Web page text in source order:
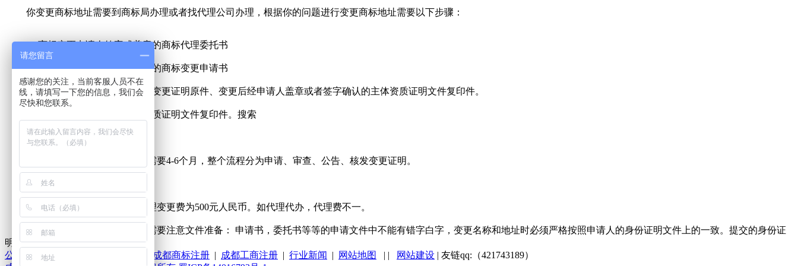
你变更商标地址需要到商标局办理或者找代理公司办理，根据你的问题进行变更商标地址需要以下步骤：
1、商标变更申请人签字或盖章的商标代理委托书
2、商标变更申请人签字或盖章的商标变更申请书
3、变更名义：工商部门出具的变更证明原件、变更后经申请人盖章或者签字确认的主体资质证明文件复印件。
4、变更地址：变更后的主体资质证明文件复印件。搜索
商标变更的程序
商标变更完成所需的时间大概需要4-6个月，整个流程分为申请、审查、公告、核发变更证明。
商标变更所需费用
申请按类别收费，一个类别受理变更费为500元人民币。如代理代办，代理费不一。
注意，在进行变更商标地址时需要注意文件准备： 申请书，委托书等等的申请文件中不能有错字白字，变更名称和地址时必须严格按照申请人的身份证明文件上的一致。提交的身份证
明文件必须要盖章或者要签字。
公司简介|联系我们 成都商标注册 | 成都工商注册 | 行业新闻 | 网站地图 | | 网站建设 | 友链qq:（421743189）
请您留言
感谢您的关注，当前客服人员不在
线，请填写一下您的信息，我们会
尽快和您联系。